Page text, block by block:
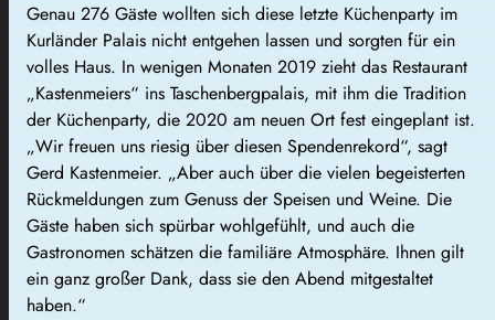
Genau 276 Gäste wollten sich diese letzte Küchenparty im
Kurländer Palais nicht entgehen lassen und sorgten für ein
volles Haus. In wenigen Monaten 2019 zieht das Restaurant
„Kastenmeiers“ ins Taschenbergpalais, mit ihm die Tradition
der Küchenparty, die 2020 am neuen Ort fest eingeplant ist.
„Wir freuen uns riesig über diesen Spendenrekord“, sagt
Gerd Kastenmeier. „Aber auch über die vielen begeisterten
Rückmeldungen zum Genuss der Speisen und Weine. Die
Gäste haben sich spürbar wohlgefühlt, und auch die
Gastronomen schätzen die familiäre Atmosphäre. Ihnen gilt
ein ganz großer Dank, dass sie den Abend mitgestaltet
haben.“